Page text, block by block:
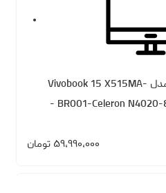
لپ تاپ 15.6 اینچی ایسوس مدل Vivobook 15 X515MA-
BR001-Celeron N4020-8GB DDR4-512GB SSD-TFT -
۵۹،۹۹۰،۰۰۰ تومان